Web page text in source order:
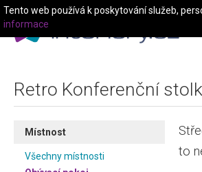
Retro Konferenční
Místnost
Všechny místnosti
to
Tento web používá k poskytování služeb,
informace